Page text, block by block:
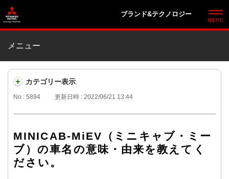
ブランド&テクノロジー
メニュー
カテゴリー表示
No : 5894 更新日時 : 2022/06/21 13:44
MINICAB-MiEV（ミニキャブ・ミー
ブ）の車名の意味・由来を教えてく
ださい。